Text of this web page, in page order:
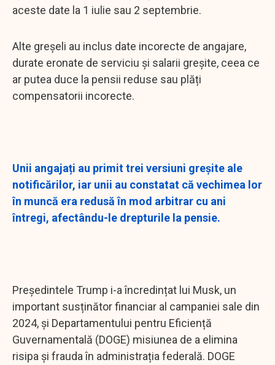
aceste date la 1 iulie sau 2 septembrie.
Alte greșeli au inclus date incorecte de angajare,
durate eronate de serviciu și salarii greșite, ceea ce
ar putea duce la pensii reduse sau plăți
compensatorii incorecte.
Unii angajați au primit trei versiuni greșite ale
notificărilor, iar unii au constatat că vechimea lor
în muncă era redusă în mod arbitrar cu ani
întregi, afectându-le drepturile la pensie.
Președintele Trump i-a încredințat lui Musk, un
important susținător financiar al campaniei sale din
2024, și Departamentului pentru Eficiență
Guvernamentală (DOGE) misiunea de a elimina
risipa și frauda în administrația federală. DOGE